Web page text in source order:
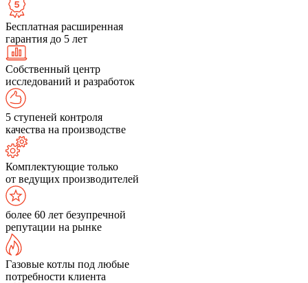
Бесплатная расширенная
гарантия до 5 лет
Собственный центр
исследований и разработок
5 ступеней контроля
качества на производстве
Комплектующие только
от ведущих производителей
более 60 лет безупречной
репутации на рынке
Газовые котлы под любые
потребности клиента